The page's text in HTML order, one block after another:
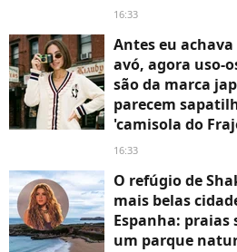
16:33
Antes eu
avó, agora uso-
são da marca
parecem
'camisola do
16:33
O refúgio de
mais belas
Espanha: praias
um parque